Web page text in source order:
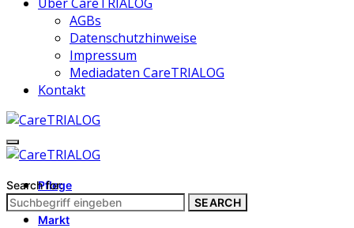
AGBs
Datenschutzhinweise
Impressum
Mediadaten CareTRIALOG
Kontakt
Pflege
Architektur
Markt
Search for:
SEARCH